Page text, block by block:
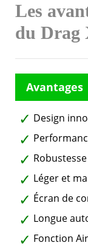
Les
du Drag
Design
Léger et
Écran de
Longue
Fonction